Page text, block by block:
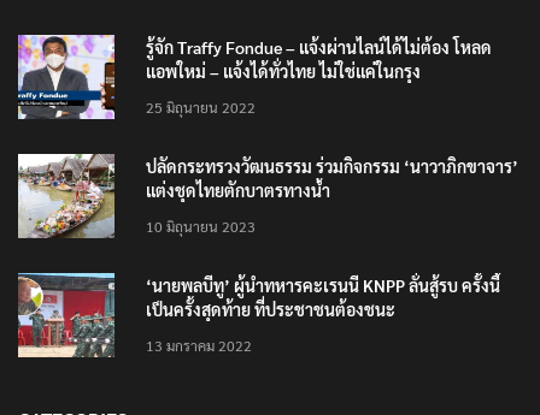
รู้จัก Traffy Fondue – แจ้งผ่านไลน์ได้ไม่ต้อง โหลด
แอพใหม่ – แจ้งได้ทั่วไทย ไม่ใช่แค่ในกรุง
25 มิถุนายน 2022
ปลัดกระทรวงวัฒนธรรม ร่วมกิจกรรม ‘นาวาภิกขาจาร’
แต่งชุดไทยตักบาตรทางน้ำ
10 มิถุนายน 2023
‘นายพลบีทู’ ผู้นำทหารคะเรนนี KNPP ลั่นสู้รบ ครั้งนี้
เป็นครั้งสุดท้าย ที่ประชาชนต้องชนะ
13 มกราคม 2022